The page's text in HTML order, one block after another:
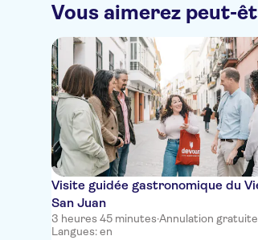
Vous aimerez peut-
Visite guidée gastronomique du
San Juan
3 heures 45 minutes·Annulation gratuite
Langues: en